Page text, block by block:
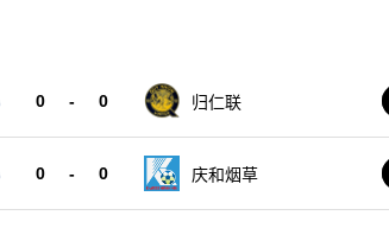
0 - 0 归仁联
0 - 0 庆和烟草